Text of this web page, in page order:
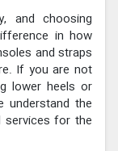
and choosing
in how
and straps
If you are not
lower heels or
understand the
for the